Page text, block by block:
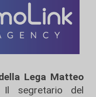
Lega Matteo
Il segretario del